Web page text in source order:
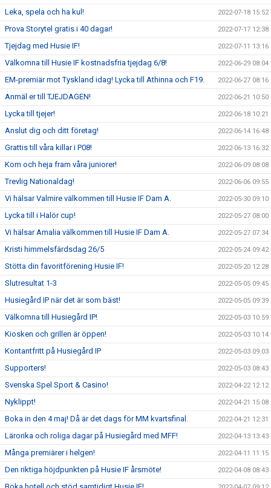
Leka, spela och ha kul! 2022-07-18 15:52
Prova Storytel gratis i 40 dagar! 2022-07-17 12:38
Tjejdag med Husie IF! 2022-07-11 13:16
Välkomna till Husie IF kostnadsfria tjejdag 6/8! 2022-06-29 08:04
EM-premiär mot Tyskland idag! Lycka till Athinna och F19. 2022-06-27 08:16
Anmäl er till TJEJDAGEN! 2022-06-21 10:50
Lycka till tjejer! 2022-06-18 10:21
Anslut dig och ditt företag! 2022-06-14 16:48
Grattis till våra killar i P08! 2022-06-13 16:32
Kom och heja fram våra juniorer! 2022-06-09 08:08
Trevlig Nationaldag! 2022-06-06 09:55
Vi hälsar Valmire välkommen till Husie IF Dam A. 2022-05-30 09:10
Lycka till i Halör cup! 2022-05-27 08:00
Vi hälsar Amalia välkommen till Husie IF Dam A. 2022-05-27 07:34
Kristi himmelsfärdsdag 26/5 2022-05-24 09:42
Stötta din favoritförening Husie IF! 2022-05-20 12:28
Slutresultat 1-3 2022-05-05 09:45
Husiegård IP när det är som bäst! 2022-05-05 09:39
Välkomna till Husiegård IP! 2022-05-03 10:59
Kiosken och grillen är öppen! 2022-05-03 10:14
Kontantfritt på Husiegård IP 2022-05-03 09:03
Supporters! 2022-05-03 08:43
Svenska Spel Sport & Casino! 2022-04-22 12:12
Nyklippt! 2022-04-21 15:08
Boka in den 4 maj! Då är det dags för MM kvartsfinal. 2022-04-21 12:31
Lärorika och roliga dagar på Husiegård med MFF! 2022-04-13 13:43
Många premiärer i helgen! 2022-04-11 11:15
Den riktiga höjdpunkten på Husie IF årsmöte! 2022-04-08 08:43